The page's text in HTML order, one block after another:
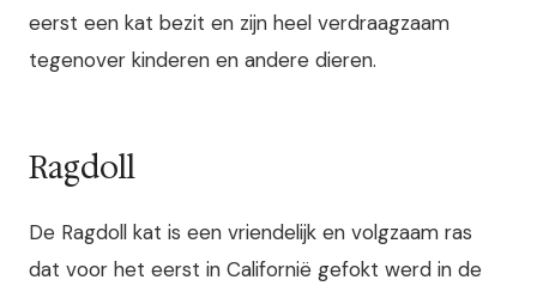
eerst een kat bezit en zijn heel verdraagzaam
tegenover kinderen en andere dieren.
Ragdoll
De Ragdoll kat is een vriendelijk en volgzaam ras
dat voor het eerst in Californië gefokt werd in de